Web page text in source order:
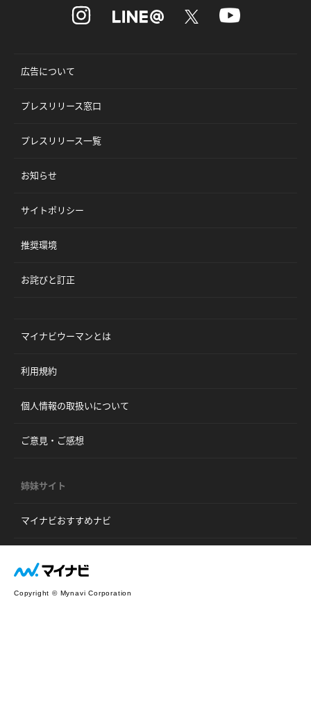
広告について
プレスリリース窓口
プレスリリース一覧
お知らせ
サイトポリシー
推奨環境
お詫びと訂正
マイナビウーマンとは
利用規約
個人情報の取扱いについて
ご意見・ご感想
姉妹サイト
マイナビおすすめナビ
Copyright © Mynavi Corporation